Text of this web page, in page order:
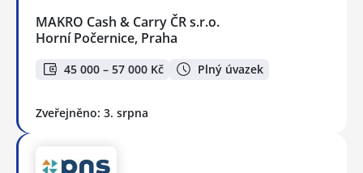
MAKRO Cash & Carry ČR s.r.o.
Horní Počernice, Praha
45 000 – 57 000 Kč Plný úvazek
Zveřejněno: 3. srpna